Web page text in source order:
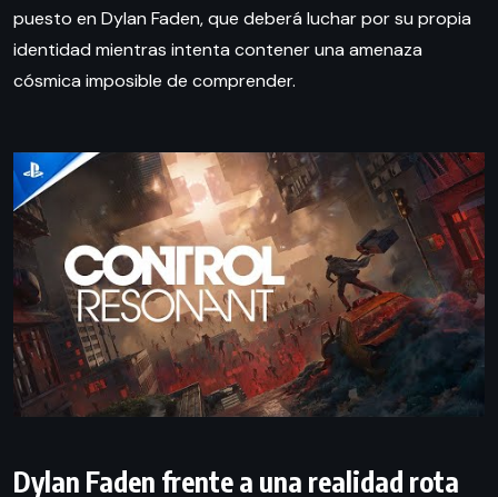
puesto en Dylan Faden, que deberá luchar por su propia
identidad mientras intenta contener una amenaza
cósmica imposible de comprender.
Dylan Faden frente a una realidad rota